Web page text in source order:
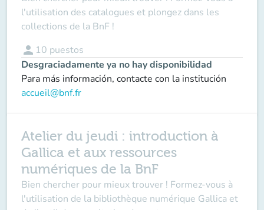
l'utilisation des catalogues et plongez dans les
collections de la BnF !
person 10 puestos
Desgraciadamente ya no hay disponibilidad
Para más información, contacte con la institución
accueil@bnf.fr
Atelier du jeudi : introduction à
Gallica et aux ressources
numériques de la BnF
Bien chercher pour mieux trouver ! Formez-vous à
l'utilisation de la bibliothèque numérique Gallica et